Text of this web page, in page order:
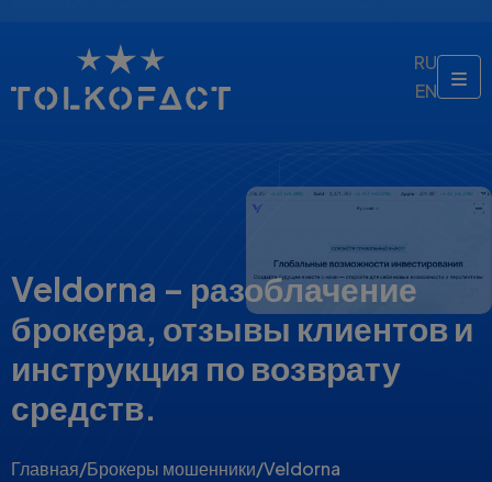
RU
EN
Veldorna – разоблачение
брокера, отзывы клиентов и
инструкция по возврату
средств.
Главная/Брокеры мошенники/Veldorna